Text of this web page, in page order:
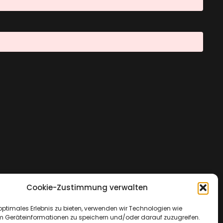
Cookie-Zustimmung verwalten
Erlebnis zu bieten, verwenden wir Technologien wie
Geräteinformationen zu speichern und/oder darauf zuzugreifen.